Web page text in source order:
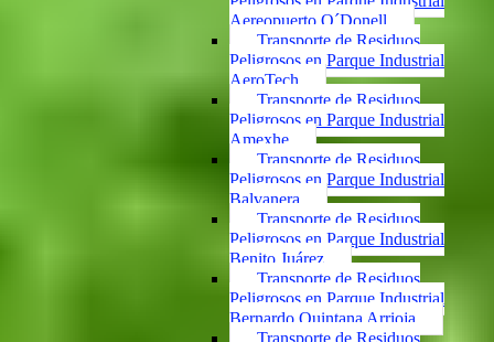
Aereopuerto O´Donell
Transporte de Residuos
Peligrosos en Parque Industrial
AeroTech
Transporte de Residuos
Peligrosos en Parque Industrial
Amexhe
Transporte de Residuos
Peligrosos en Parque Industrial
Balvanera
Transporte de Residuos
Peligrosos en Parque Industrial
Benito Juárez
Transporte de Residuos
Peligrosos en Parque Industrial
Bernardo Quintana Arrioja
Transporte de Residuos